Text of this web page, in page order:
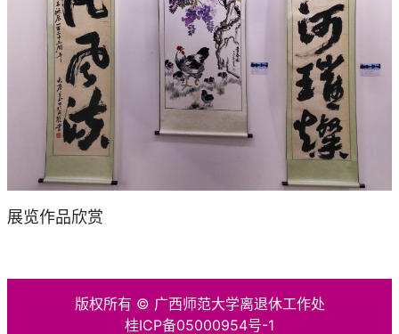
展览作品欣赏
版权所有 © 广西师范大学离退休工作处
桂ICP备05000954号-1